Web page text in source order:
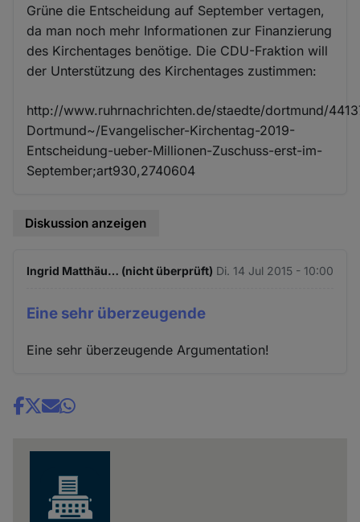
Grüne die Entscheidung auf September vertagen,
da man noch mehr Informationen zur Finanzierung
des Kirchentages benötige. Die CDU-Fraktion will
der Unterstützung des Kirchentages zustimmen:
http://www.ruhrnachrichten.de/staedte/dortmund/
Dortmund~/Evangelischer-Kirchentag-2019-
Entscheidung-ueber-Millionen-Zuschuss-erst-im-
September;art930,2740604
Diskussion anzeigen
Ingrid Matthäu… (nicht überprüft) Di. 14 Jul 2015 - 10:00
Eine sehr überzeugende
Eine sehr überzeugende Argumentation!
Share